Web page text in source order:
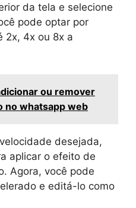
da tela e selecione
pode optar por
2x, 4x ou 8x a
ou remover
no whatsapp web
desejada,
aplicar o efeito de
Agora, você pode
e editá-lo como